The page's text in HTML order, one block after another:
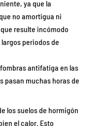
ya que la
no amortigua ni
resulte incómodo
periodos de
antifatiga en las
pasan muchas horas de
los suelos de hormigón
el calor. Esto